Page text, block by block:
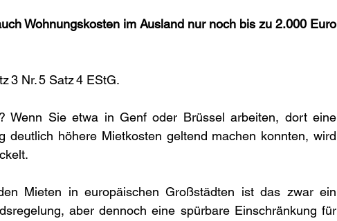
Wohnungskosten im Ausland nur noch bis zu 2.000 Euro
3 Nr. 5 Satz 4 EStG.
Wenn Sie etwa in Genf oder Brüssel arbeiten, dort eine
deutlich höhere Mietkosten geltend machen konnten, wird
Mieten in europäischen Großstädten ist das zwar ein
aber dennoch eine spürbare Einschränkung für